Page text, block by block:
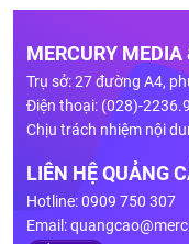
MERCURY MEDIA
Trụ sở: 27 đường A4,
Điện thoại: (028)-
Chịu trách nhiệm nội
LIÊN HỆ QUẢNG
Hotline: 0909 750 307
Email: